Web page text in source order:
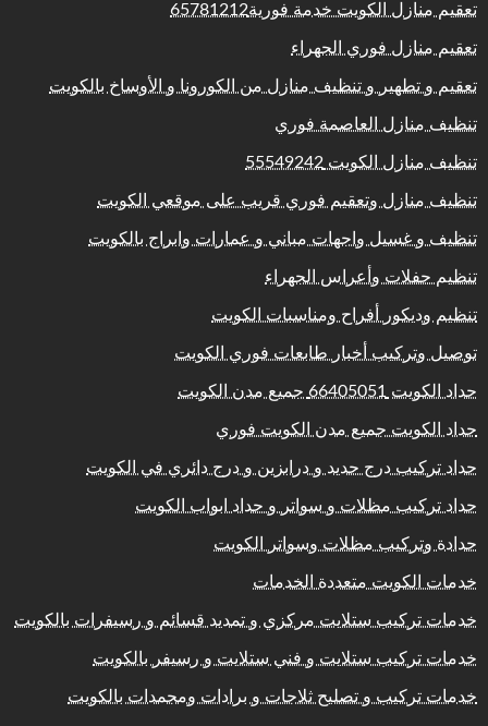
تعقيم منازل الكويت خدمة فورية65781212
تعقيم منازل فوري الجهراء
تعقيم و تطهير و تنظيف منازل من الكورونا و الأوساخ بالكويت
تنظيف منازل العاصمة فوري
تنظيف منازل الكويت 55549242
تنظيف منازل وتعقيم فوري قريب على موقعي الكويت
تنظيف و غسيل واجهات مباني و عمارات وابراج بالكويت
تنظيم حفلات وأعراس الجهراء
تنظيم وديكور أفراح ومناسبات الكويت
توصيل وتركيب أخبار طابعات فوري الكويت
حداد الكويت 66405051 جميع مدن الكويت
حداد الكويت جميع مدن الكويت فوري
حداد تركيب درج حديد و درابزين و درج دائري في الكويت
حداد تركيب مظلات و سواتر و حداد ابواب الكويت
حدادة وتركيب مظلات وسواتر الكويت
خدمات الكويت متعددة الخدمات
خدمات تركيب ستلايت مركزي و تمديد قسائم و رسيفرات بالكويت
خدمات تركيب ستلايت و فني ستلايت و رسيفر بالكويت
خدمات تركيب و تصليح ثلاجات و برادات ومجمدات بالكويت